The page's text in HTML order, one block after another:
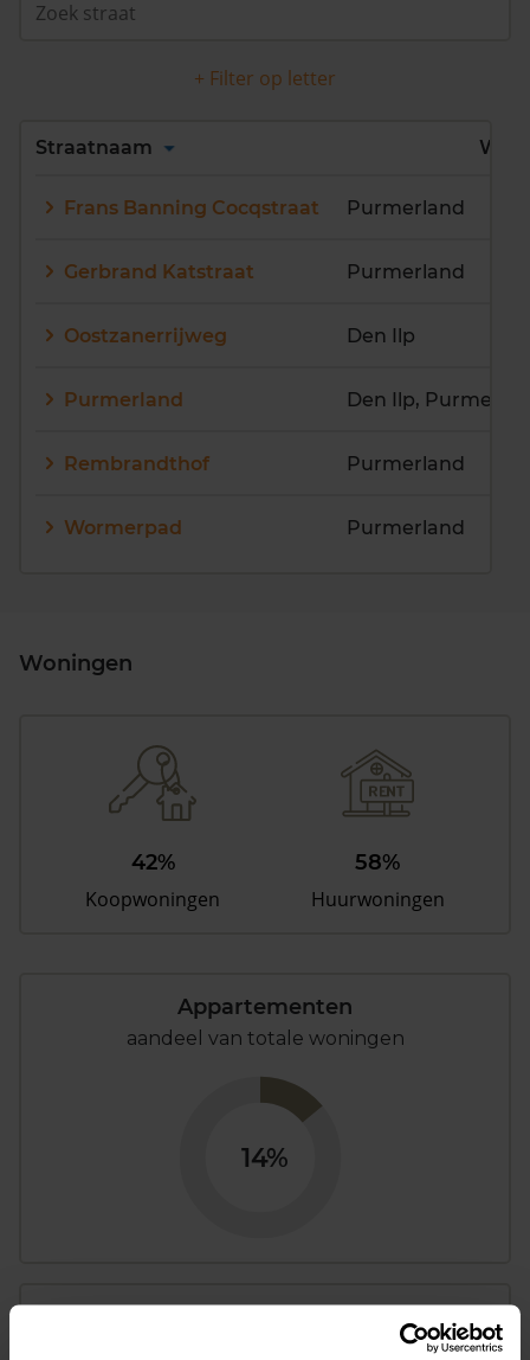
+ Filter op letter
Alles
Q
R S U
V
Straatnaam Wijk
Frans Banning Cocqstraat Purmerland
Gerbrand Katstraat Purmerland
Oostzanerrijweg Den Ilp
Purmerland Den Ilp,
Rembrandthof Purmerland
Wormerpad Purmerland
Woningen
42%
Koopwoningen
58%
Huurwoningen
Appartementen
aandeel van totale woningen
14%